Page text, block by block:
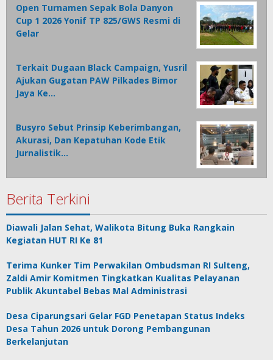
Open Turnamen Sepak Bola Danyon
Cup 1 2026 Yonif TP 825/GWS Resmi di
Gelar
Terkait Dugaan Black Campaign, Yusril
Ajukan Gugatan PAW Pilkades Bimor
Jaya Ke…
Busyro Sebut Prinsip Keberimbangan,
Akurasi, Dan Kepatuhan Kode Etik
Jurnalistik…
Berita Terkini
Diawali Jalan Sehat, Walikota Bitung Buka Rangkain
Kegiatan HUT RI Ke 81
Terima Kunker Tim Perwakilan Ombudsman RI Sulteng,
Zaldi Amir Komitmen Tingkatkan Kualitas Pelayanan
Publik Akuntabel Bebas Mal Administrasi
Desa Ciparungsari Gelar FGD Penetapan Status Indeks
Desa Tahun 2026 untuk Dorong Pembangunan
Berkelanjutan